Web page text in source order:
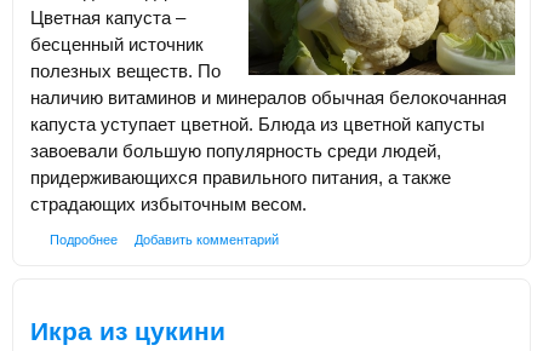
Цветная капуста –
бесценный источник
полезных веществ. По
наличию витаминов и минералов обычная белокочанная
капуста уступает цветной. Блюда из цветной капусты
завоевали большую популярность среди людей,
придерживающихся правильного питания, а также
страдающих избыточным весом.
Подробнее Добавить комментарий
Икра из цукини